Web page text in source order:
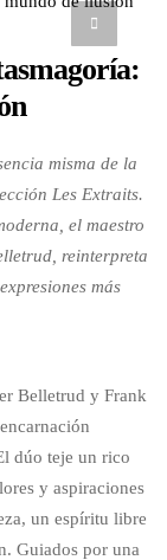
misma de la
Les Extraits.
el maestro
reinterpreta
más
Belletrud y Frank
dúo teje un rico
y aspiraciones
un espíritu libre
Guiados por una